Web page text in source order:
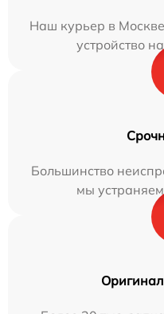
Наш курьер в
устройство
Большинство
мы